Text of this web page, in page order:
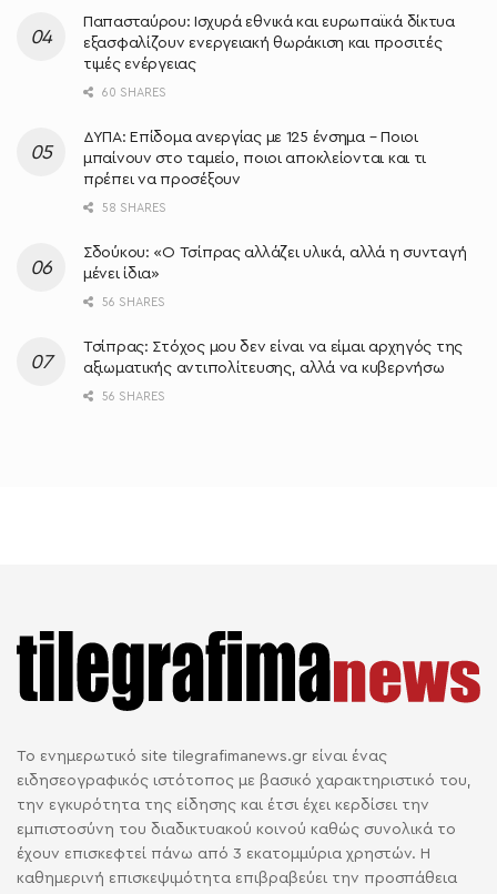
Παπασταύρου: Ισχυρά εθνικά και ευρωπαϊκά δίκτυα
εξασφαλίζουν ενεργειακή θωράκιση και προσιτές
τιμές ενέργειας
60 SHARES
ΔΥΠΑ: Επίδομα ανεργίας με 125 ένσημα – Ποιοι
μπαίνουν στο ταμείο, ποιοι αποκλείονται και τι
πρέπει να προσέξουν
58 SHARES
Σδούκου: «Ο Τσίπρας αλλάζει υλικά, αλλά η συνταγή
μένει ίδια»
56 SHARES
Τσίπρας: Στόχος μου δεν είναι να είμαι αρχηγός της
αξιωματικής αντιπολίτευσης, αλλά να κυβερνήσω
56 SHARES
Το ενημερωτικό site tilegrafimanews.gr είναι ένας
ειδησεογραφικός ιστότοπος με βασικό χαρακτηριστικό του,
την εγκυρότητα της είδησης και έτσι έχει κερδίσει την
εμπιστοσύνη του διαδικτυακού κοινού καθώς συνολικά το
έχουν επισκεφτεί πάνω από 3 εκατομμύρια χρηστών. Η
καθημερινή επισκεψιμότητα επιβραβεύει την προσπάθεια